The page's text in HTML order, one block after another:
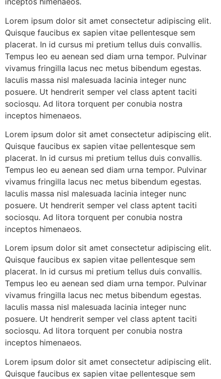
Lorem ipsum dolor sit amet consectetur adipiscing elit.
Quisque faucibus ex sapien vitae pellentesque sem
placerat. In id cursus mi pretium tellus duis convallis.
Tempus leo eu aenean sed diam urna tempor. Pulvinar
vivamus fringilla lacus nec metus bibendum egestas.
Iaculis massa nisl malesuada lacinia integer nunc
posuere. Ut hendrerit semper vel class aptent taciti
sociosqu. Ad litora torquent per conubia nostra
inceptos himenaeos.
Lorem ipsum dolor sit amet consectetur adipiscing elit.
Quisque faucibus ex sapien vitae pellentesque sem
placerat. In id cursus mi pretium tellus duis convallis.
Tempus leo eu aenean sed diam urna tempor. Pulvinar
vivamus fringilla lacus nec metus bibendum egestas.
Iaculis massa nisl malesuada lacinia integer nunc
posuere. Ut hendrerit semper vel class aptent taciti
sociosqu. Ad litora torquent per conubia nostra
inceptos himenaeos.
Lorem ipsum dolor sit amet consectetur adipiscing elit.
Quisque faucibus ex sapien vitae pellentesque sem
placerat. In id cursus mi pretium tellus duis convallis.
Tempus leo eu aenean sed diam urna tempor. Pulvinar
vivamus fringilla lacus nec metus bibendum egestas.
Iaculis massa nisl malesuada lacinia integer nunc
posuere. Ut hendrerit semper vel class aptent taciti
sociosqu. Ad litora torquent per conubia nostra
inceptos himenaeos.
Lorem ipsum dolor sit amet consectetur adipiscing elit.
Quisque faucibus ex sapien vitae pellentesque sem